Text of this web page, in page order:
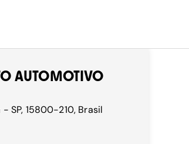
AUTOMOTIVO
SP, 15800-210, Brasil